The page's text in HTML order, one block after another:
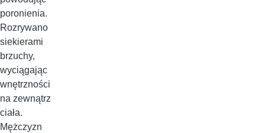
poronienia.
Rozrywano
siekierami
brzuchy,
wyciągając
wnętrzności
na zewnątrz
ciała.
Mężczyzn